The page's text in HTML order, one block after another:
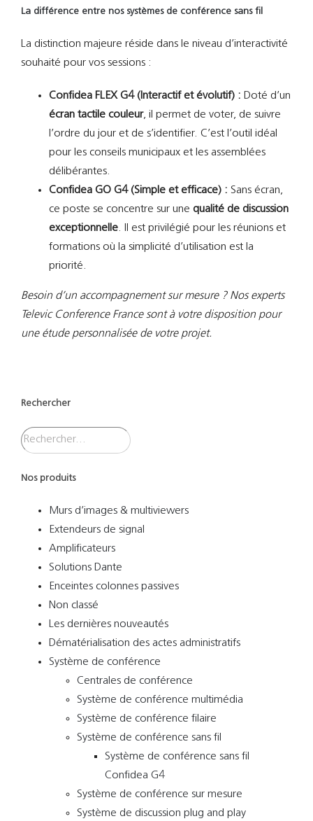
La différence entre nos systèmes de conférence sans fil
La distinction majeure réside dans le niveau d’interactivité
souhaité pour vos sessions :
Confidea FLEX G4 (Interactif et évolutif) : Doté d’un
écran tactile couleur, il permet de voter, de suivre
l’ordre du jour et de s’identifier. C’est l’outil idéal
pour les conseils municipaux et les assemblées
délibérantes.
Confidea GO G4 (Simple et efficace) : Sans écran,
ce poste se concentre sur une qualité de discussion
exceptionnelle. Il est privilégié pour les réunions et
formations où la simplicité d’utilisation est la
priorité.
Besoin d’un accompagnement sur mesure ? Nos experts
Televic Conference France sont à votre disposition pour
une étude personnalisée de votre projet.
Rechercher
Nos produits
Murs d’images & multiviewers
Extendeurs de signal
Amplificateurs
Solutions Dante
Enceintes colonnes passives
Non classé
Les dernières nouveautés
Dématérialisation des actes administratifs
Système de conférence
Centrales de conférence
Système de conférence multimédia
Système de conférence filaire
Système de conférence sans fil
Système de conférence sans fil
Confidea G4
Système de conférence sur mesure
Système de discussion plug and play